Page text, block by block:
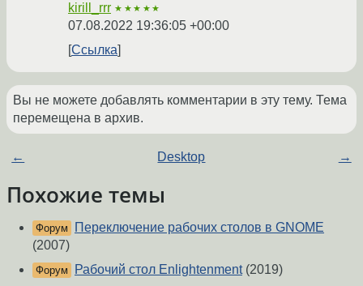
kirill_rrr ★★★★★
07.08.2022 19:36:05 +00:00
Ссылка
Вы не можете добавлять комментарии в эту тему. Тема
перемещена в архив.
← Desktop →
Похожие темы
Форум
Переключение рабочих столов в GNOME
(2007)
Форум Рабочий стол Enlightenment(2019)